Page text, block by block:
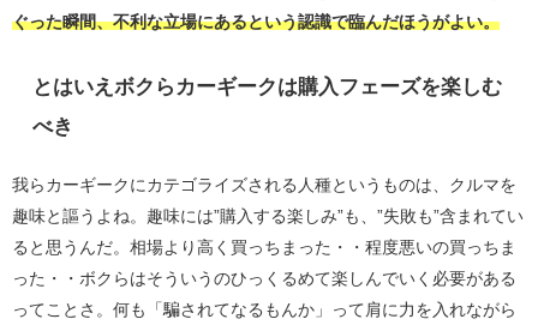
ぐった瞬間、不利な立場にあるという認識で臨んだほうがよい。
とはいえボクらカーギークは購入フェーズを楽しむ
べき
我らカーギークにカテゴライズされる人種というものは、クルマを
趣味と謳うよね。趣味には”購入する楽しみ”も、”失敗も”含まれてい
ると思うんだ。相場より高く買っちまった・・程度悪いの買っちま
った・・ボクらはそういうのひっくるめて楽しんでいく必要がある
ってことさ。何も「騙されてなるもんか」って肩に力を入れながら